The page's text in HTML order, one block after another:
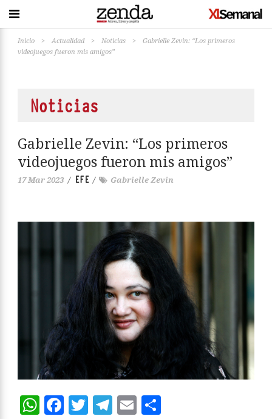
Inicio > Actualidad > Noticias >
Gabrielle Zevin: “Los primeros
videojuegos fueron mis amigos”
Noticias
Gabrielle Zevin: “Los primeros
videojuegos fueron mis amigos”
17 Mar 2023 / EFE / Gabrielle Zevin
WhatsApp
Facebook
Twitter
Telegram
Email